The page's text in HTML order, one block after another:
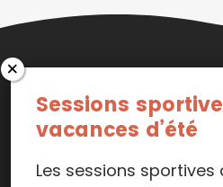
Mentions
Sessions
vacances d’été
Les sessions sportives